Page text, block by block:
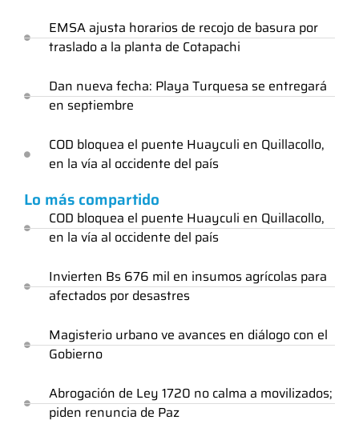
EMSA ajusta horarios de recojo de basura por
traslado a la planta de Cotapachi
Dan nueva fecha: Playa Turquesa se entregará
en septiembre
COD bloquea el puente Huayculi en Quillacollo,
en la vía al occidente del país
Lo más compartido
COD bloquea el puente Huayculi en Quillacollo,
en la vía al occidente del país
Invierten Bs 676 mil en insumos agrícolas para
afectados por desastres
Magisterio urbano ve avances en diálogo con el
Gobierno
Abrogación de Ley 1720 no calma a movilizados;
piden renuncia de Paz